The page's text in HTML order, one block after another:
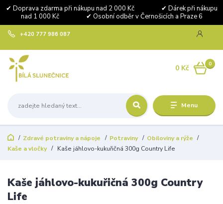
✔ Doprava zdarma při nákupu nad 2 000 Kč ✔ Dárek při nákupu
nad 1 000 Kč ✔ Osobní odběr v Černošicích a Praze 6
Menu
+420 777 986 087
0
0 Kč
Zdravé potraviny a nápoje Potraviny
Obiloviny a rýže
Kaše a vločky
Kaše jáhlovo-kukuřičná 300g Country Life
Kaše jáhlovo-kukuřičná 300g Country
Life